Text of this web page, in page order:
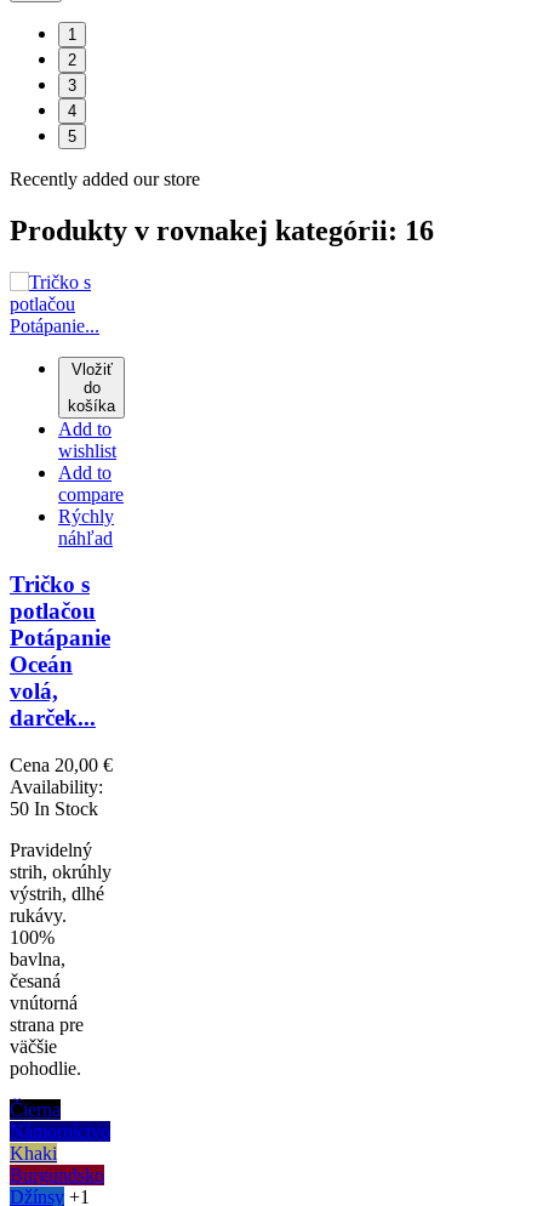
1
2
3
4
5
Recently added our store
Produkty v rovnakej kategórii: 16
Vložiť
do
košíka
Add to
wishlist
Add to
compare
Rýchly
náhľad
Tričko s
potlačou
Potápanie
Oceán
volá,
darček...
Cena 20,00 €
Availability:
50 In Stock
Pravidelný
strih, okrúhly
výstrih, dlhé
rukávy.
100%
bavlna,
česaná
vnútorná
strana pre
väčšie
pohodlie.
Čierna
Námorníctvo
Khaki
Burgundsko
Džínsy +1